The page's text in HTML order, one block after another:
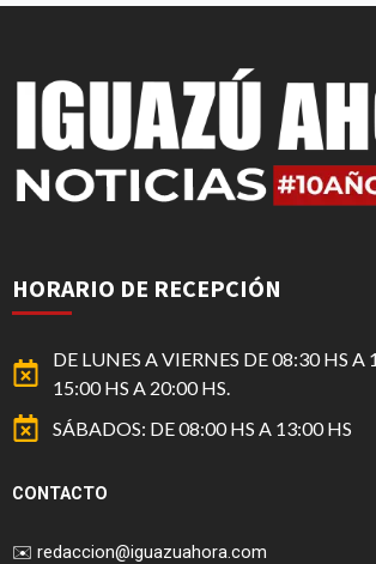
HORARIO DE RECEPCIÓN
DE LUNES A VIERNES DE 08:30 HS A
15:00 HS A 20:00 HS.
SÁBADOS: DE 08:00 HS A 13:00 HS
CONTACTO
✉️ redaccion@iguazuahora.com